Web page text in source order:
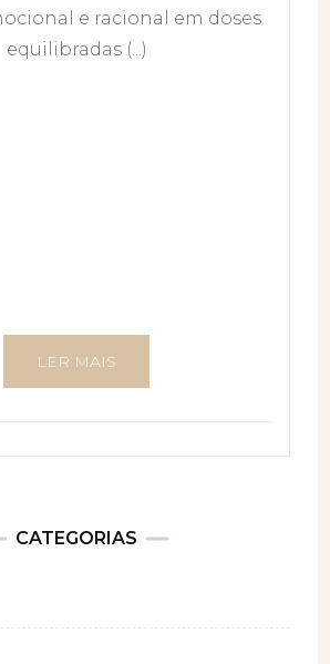
e racional em doses
equilibradas (...)
LER MAIS
CATEGORIAS